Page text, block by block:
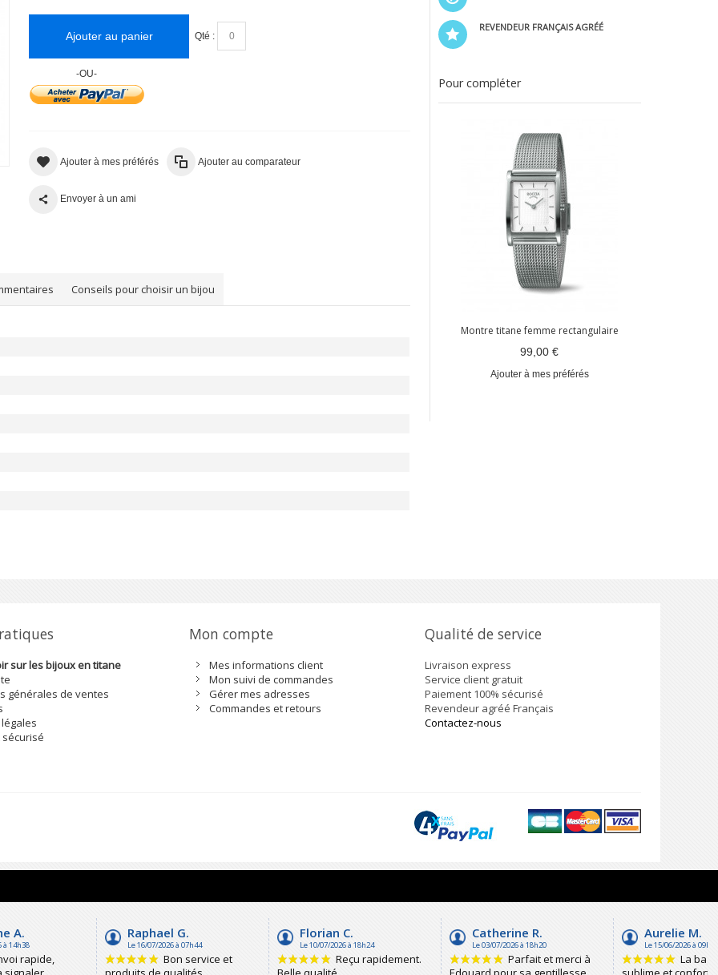
Qté :
Ajouter au panier
-OU-
Ajouter à mes préférés Ajouter au comparateur
Envoyer à un ami
REVENDEUR FRANÇAIS AGRÉÉ
Pour compléter
Montre titane femme rectangulaire
99,00 €
Ajouter à mes préférés
Conseils pour choisir un bijou
sur les bijoux en titane
générales de ventes
Mon compte
Mes informations client
Mon suivi de commandes
Gérer mes adresses
Commandes et retours
Qualité de service
Livraison express
Service client gratuit
Paiement 100% sécurisé
Revendeur agréé Français
Contactez-nous